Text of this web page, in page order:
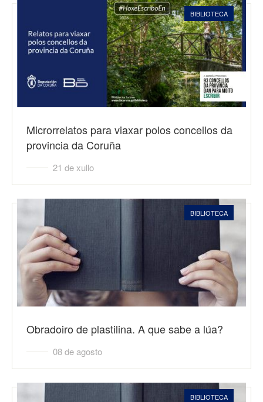
BIBLIOTECA
Microrrelatos para viaxar polos concellos da
provincia da Coruña
21 de xullo
BIBLIOTECA
Obradoiro de plastilina. A que sabe a lúa?
08 de agosto
BIBLIOTECA